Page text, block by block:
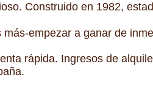
Construido en 1982,
empezar a ganar de
rápida. Ingresos de